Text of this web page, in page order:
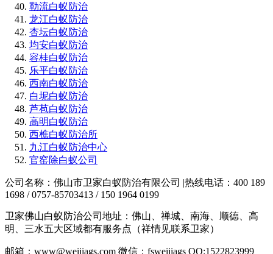
勒流白蚁防治
龙江白蚁防治
杏坛白蚁防治
均安白蚁防治
容桂白蚁防治
乐平白蚁防治
西南白蚁防治
白坭白蚁防治
芦苞白蚁防治
高明白蚁防治
西樵白蚁防治所
九江白蚁防治中心
官窑除白蚁公司
公司名称：佛山市卫家白蚁防治有限公司 |热线电话：400 189
1698 / 0757-85703413 / 150 1964 0199
卫家佛山白蚁防治公司地址：佛山、禅城、南海、顺德、高
明、三水五大区域都有服务点（祥情见联系卫家）
邮箱：www@weijiags.com 微信：fsweijiags QQ:1522823999